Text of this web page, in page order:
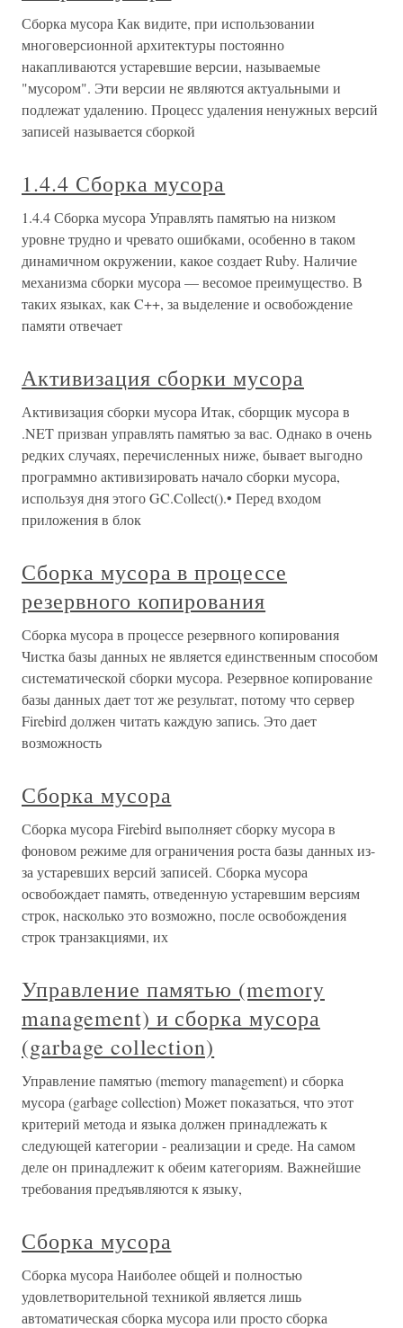
Сборка мусора Как видите, при использовании
многоверсионной архитектуры постоянно
накапливаются устаревшие версии, называемые
"мусором". Эти версии не являются актуальными и
подлежат удалению. Процесс удаления ненужных версий
записей называется сборкой
1.4.4 Сборка мусора
1.4.4 Сборка мусора Управлять памятью на низком
уровне трудно и чревато ошибками, особенно в таком
динамичном окружении, какое создает Ruby. Наличие
механизма сборки мусора — весомое преимущество. В
таких языках, как C++, за выделение и освобождение
памяти отвечает
Активизация сборки мусора
Активизация сборки мусора Итак, сборщик мусора в
.NET призван управлять памятью за вас. Однако в очень
редких случаях, перечисленных ниже, бывает выгодно
программно активизировать начало сборки мусора,
используя дня этого GC.Collect().• Перед входом
приложения в блок
Сборка мусора в процессе
резервного копирования
Сборка мусора в процессе резервного копирования
Чистка базы данных не является единственным способом
систематической сборки мусора. Резервное копирование
базы данных дает тот же результат, потому что сервер
Firebird должен читать каждую запись. Это дает
возможность
Сборка мусора
Сборка мусора Firebird выполняет сборку мусора в
фоновом режиме для ограничения роста базы данных из-
за устаревших версий записей. Сборка мусора
освобождает память, отведенную устаревшим версиям
строк, насколько это возможно, после освобождения
строк транзакциями, их
Управление памятью (memory
management) и сборка мусора
(garbage collection)
Управление памятью (memory management) и сборка
мусора (garbage collection) Может показаться, что этот
критерий метода и языка должен принадлежать к
следующей категории - реализации и среде. На самом
деле он принадлежит к обеим категориям. Важнейшие
требования предъявляются к языку,
Сборка мусора
Сборка мусора Наиболее общей и полностью
удовлетворительной техникой является лишь
автоматическая сборка мусора или просто сборка